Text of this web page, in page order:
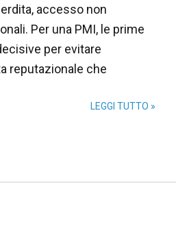
accesso non
Per una PMI, le prime
per evitare
reputazionale che
LEGGI TUTTO »